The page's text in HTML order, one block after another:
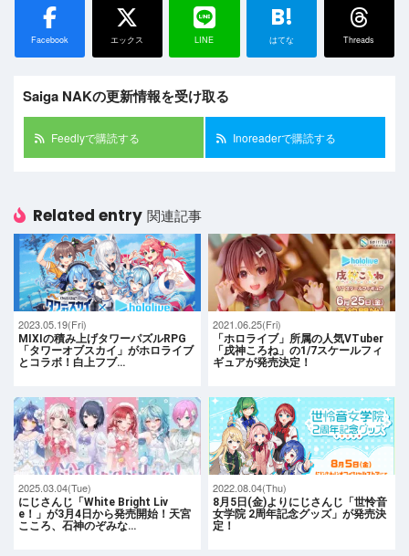
Facebook エックス LINE
B!
はてな Threads
Saiga NAKの更新情報を受け取る
Feedlyで購読する Inoreaderで購読する
Related entry 関連記事
2023.05.19(Fri)
MIXIの積み上げタワーパズルRPG
「タワーオブスカイ」がホロライブ
とコラボ！白上フブ…
2021.06.25(Fri)
「ホロライブ」所属の人気VTuber
「戌神ころね」の1/7スケールフィ
ギュアが発売決定！
2025.03.04(Tue)
にじさんじ「White Bright Liv
e！」が3月4日から発売開始！天宮
こころ、石神のぞみな…
2022.08.04(Thu)
8月5日(金)よりにじさんじ「世怜音
女学院 2周年記念グッズ」が発売決
定！